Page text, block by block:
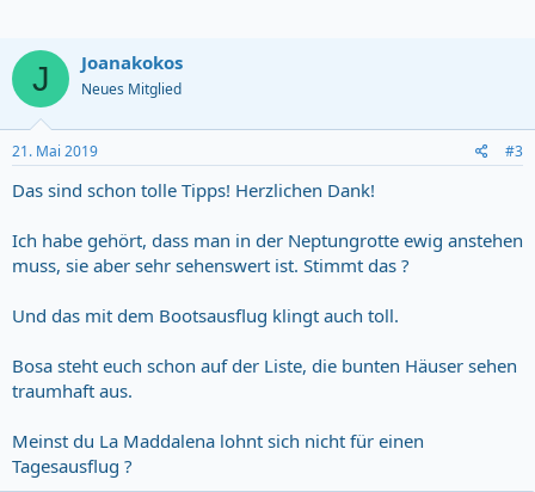
J Joanakokos
Neues Mitglied
21. Mai 2019 #3
Das sind schon tolle Tipps! Herzlichen Dank!
Ich habe gehört, dass man in der Neptungrotte ewig anstehen
muss, sie aber sehr sehenswert ist. Stimmt das ?
Und das mit dem Bootsausflug klingt auch toll.
Bosa steht euch schon auf der Liste, die bunten Häuser sehen
traumhaft aus.
Meinst du La Maddalena lohnt sich nicht für einen
Tagesausflug ?